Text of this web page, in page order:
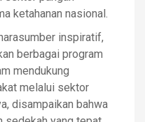
ketahanan nasional.
inspiratif,
berbagai program
mendukung
melalui sektor
disampaikan bahwa